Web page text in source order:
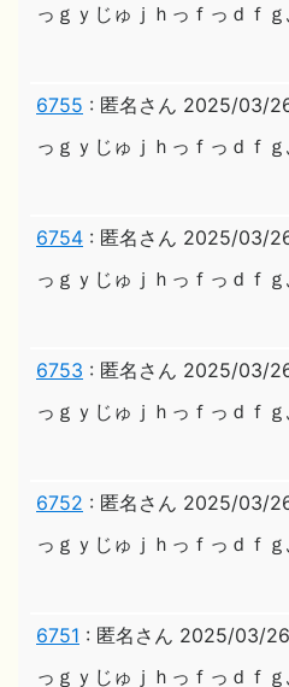
っｇｙじゅｊｈっｆっｄｆｇ
6755 : 匿名さん 2025/03/
っｇｙじゅｊｈっｆっｄｆｇ
6754 : 匿名さん 2025/03/
っｇｙじゅｊｈっｆっｄｆｇ
6753 : 匿名さん 2025/03/
っｇｙじゅｊｈっｆっｄｆｇ
6752 : 匿名さん 2025/03/
っｇｙじゅｊｈっｆっｄｆｇ
6751 : 匿名さん 2025/03/
っｇｙじゅｊｈっｆっｄｆｇ